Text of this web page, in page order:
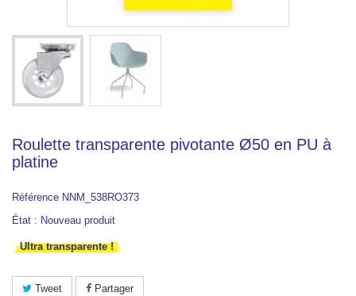
Roulette transparente pivotante Ø50 en PU à
platine
Référence NNM_538RO373
État : Nouveau produit
Ultra transparente !
Tweet Partager